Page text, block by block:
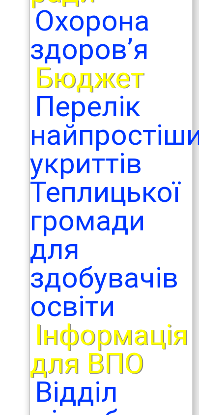
Охорона
здоров’я
Бюджет
Перелік
укриттів
Теплицької
громади
для
здобувачів
освіти
Інформація
для ВПО
Відділ